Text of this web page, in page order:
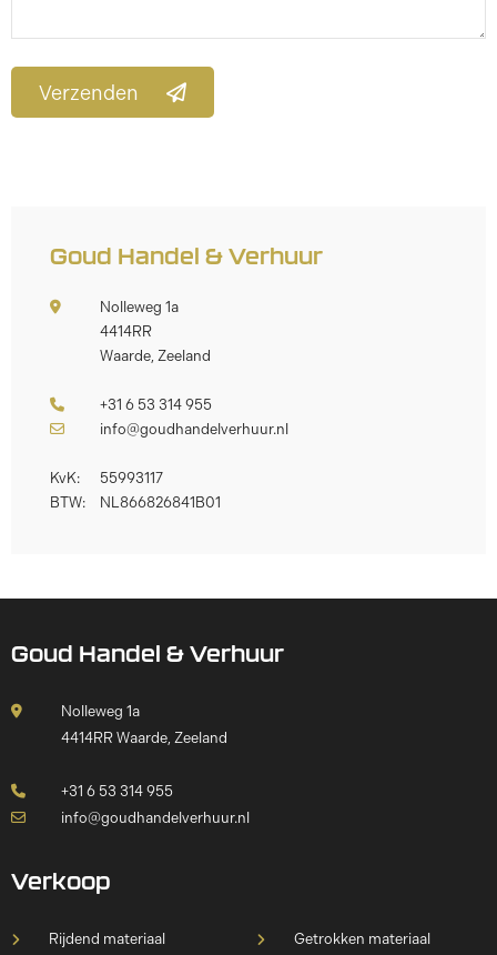
Verzenden
Goud Handel & Verhuur
Nolleweg 1a
4414RR
Waarde, Zeeland
+31 6 53 314 955
info@goudhandelverhuur.nl
KvK:
55993117
BTW:
NL866826841B01
Goud Handel & Verhuur
Nolleweg 1a
4414RR Waarde, Zeeland
+31 6 53 314 955
info@goudhandelverhuur.nl
Verkoop
Rijdend materiaal Getrokken materiaal